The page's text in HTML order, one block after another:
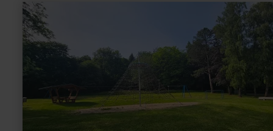
mehr
erfahren
zu:
Kinderspielplatz
am
Kalvarienberg